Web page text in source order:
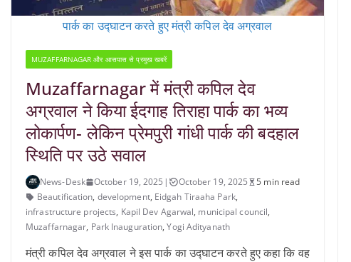
पार्क का उद्घाटन करते हुए मंत्री कपिल देव अग्रवाल
MUZAFFARNAGAR और आसपास से प्रमुख खबरें
Muzaffarnagar में मंत्री कपिल देव
अग्रवाल ने किया ईदगाह तिराहा पार्क का भव्य
लोकार्पण- लेकिन प्रेमपुरी गांधी पार्क की बदहाल
स्थिति पर उठे सवाल
News-Desk October 19, 2025 | October 19, 2025
5 min read
Beautification, development, Eidgah Tiraaha Park,
infrastructure projects, Kapil Dev Agarwal, municipal council,
Muzaffarnagar, Park Inauguration,Yogi Adityanath
मंत्री कपिल देव अग्रवाल ने इस पार्क का उद्घाटन करते हुए कहा कि वह